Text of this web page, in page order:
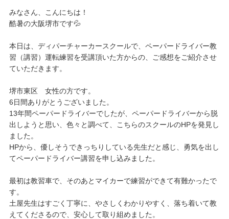
お問い合わせ
みなさん、こんにちは！
酷暑の大阪堺市です💦
本日は、ディパーチャーカースクールで、ペーパードライバー教
習（講習）運転練習を受講頂いた方からの、ご感想をご紹介させ
ていただきます。
堺市東区 女性の方です。
6日間ありがとうございました。
13年間ペーパードライバーでしたが、ペーパードライバーから脱
出しようと思い、色々と調べて、こちらのスクールのHPを発見し
ました。
HPから、優しそうできっちりしている先生だと感じ、勇気を出し
てペーパードライバー講習を申し込みました。
最初は教習車で、そのあとマイカーで練習ができて有難かったで
す。
土屋先生はすごく丁寧に、やさしくわかりやすく、落ち着いて教
えてくださるので、安心して取り組めました。